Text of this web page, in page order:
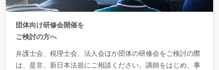
団体向け研修会開催を
ご検討の方へ
弁護士会、税理士会、法人会ほか団体の研修会をご検討の際
は、是非、新日本法規にご相談ください。講師をはじめ、事